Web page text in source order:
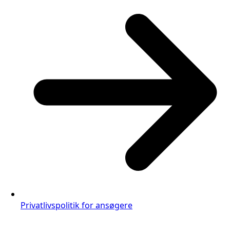
Privatlivspolitik for ansøgere